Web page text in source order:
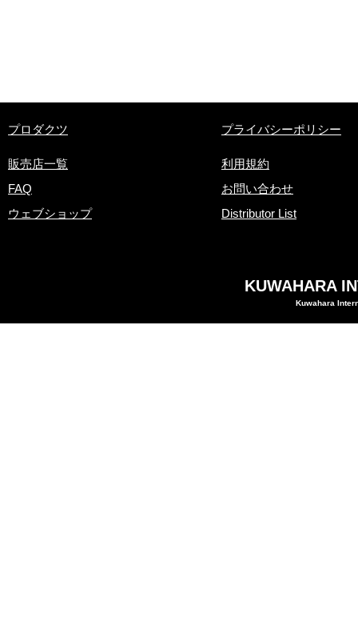
​プロダクツ
販売店一覧
FAQ
ウェブショップ
プライバシーポリシー
利用規約
お問い合わせ
Distributor List
Kuwahara
KUWAHARA